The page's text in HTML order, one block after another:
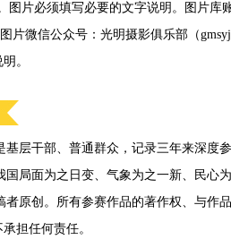
图片必须填写必要的文字说明。图片库
片微信公众号：光明摄影俱乐部（
。
基层干部、普通群众，记录三年来深度
国局面为之日变、气象为之一新、民心
者原创。所有参赛作品的著作权、与作
担任何责任。